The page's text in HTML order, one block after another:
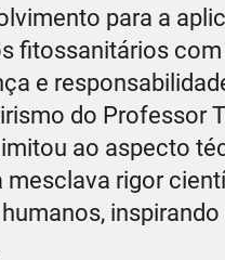
para a
fitossanitários
e
do Professor
ao aspecto
mesclava rigor